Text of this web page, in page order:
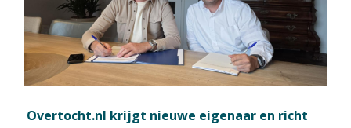
Overtocht.nl krijgt nieuwe eigenaar en richt